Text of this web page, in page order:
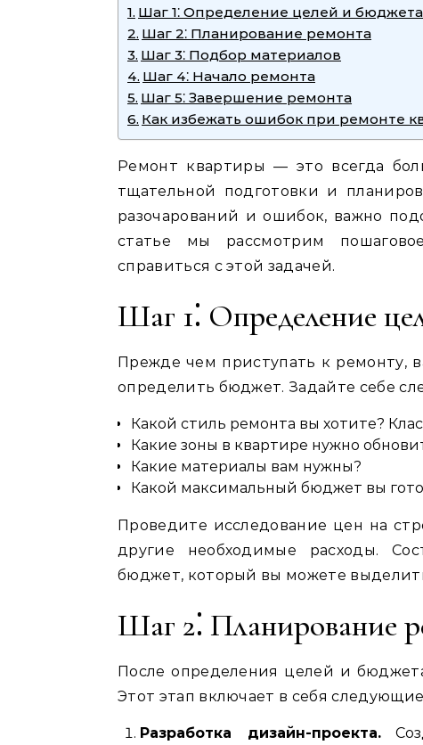
Шаг 1⁚ Определение целей и бюджета
Шаг 2⁚ Планирование ремонта
Шаг 3⁚ Подбор материалов
Шаг 4⁚ Начало ремонта
Шаг 5⁚ Завершение ремонта
Как избежать ошибок при ремонте
Ремонт квартиры — это всегда
тщательной подготовки и
разочарований и ошибок, важно
статье мы рассмотрим
справиться с этой задачей.
Шаг 1⁚ Определение
Прежде чем приступать к ремонту,
определить бюджет. Задайте себе
Какой стиль ремонта вы хотите?
Какие зоны в квартире нужно
Какие материалы вам нужны?
Какой максимальный бюджет вы
Проведите исследование цен на
другие необходимые расходы.
бюджет, который вы можете
Шаг 2⁚ Планирование
После определения целей и
Этот этап включает в себя
Разработка дизайн-проекта.